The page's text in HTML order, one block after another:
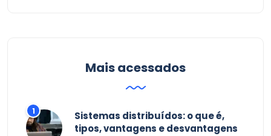
Mais acessados
Sistemas distribuídos: o que é,
tipos, vantagens e desvantagens